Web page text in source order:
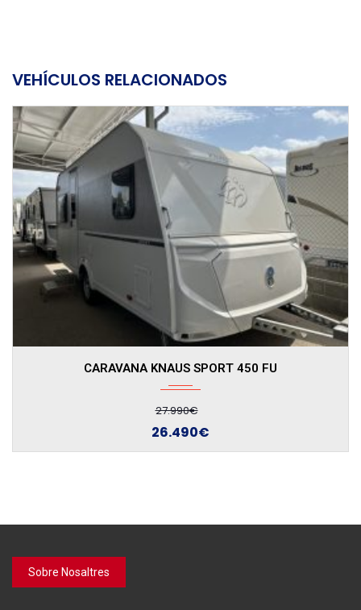
VEHÍCULOS RELACIONADOS
CARAVANA KNAUS SPORT 400 LK
26.390€
24.890€
Sobre Nosaltres